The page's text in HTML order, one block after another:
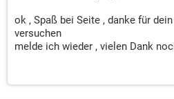
ok , Spaß bei Seite , danke für
versuchen
melde ich wieder , vielen Dank